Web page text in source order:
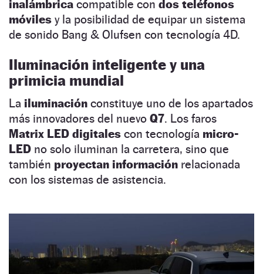
inalámbrica compatible con dos teléfonos
móviles y la posibilidad de equipar un sistema
de sonido Bang & Olufsen con tecnología 4D.
Iluminación inteligente y una
primicia mundial
La iluminación constituye uno de los apartados
más innovadores del nuevo Q7. Los faros
Matrix LED digitales con tecnología micro-
LED no solo iluminan la carretera, sino que
también proyectan información relacionada
con los sistemas de asistencia.